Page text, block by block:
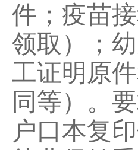
件；疫苗
领取）；
工证明原
同等）。
户口本复